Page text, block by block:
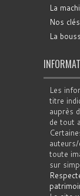
La
Nos clés
La
Les
titre
auprès
de tout
toute
sur